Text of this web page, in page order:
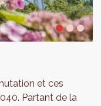
et ces
Partant de la